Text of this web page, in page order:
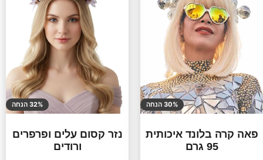
30% הנחה
פאה קרה בלונד איכותית
95 גרם
32% הנחה
נזר קסום עלים ופרפרים
ורודים